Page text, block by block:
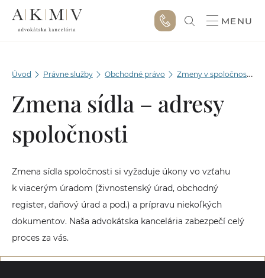
MENU
Úvod Právne služby Obchodné právo Zmeny v spoločnosti v OR
Zmena sídla – adresy
spoločnosti
Zmena sídla spoločnosti si vyžaduje úkony vo vzťahu
k viacerým úradom (živnostenský úrad, obchodný
register, daňový úrad a pod.) a prípravu niekoľkých
dokumentov. Naša advokátska kancelária zabezpečí celý
proces za vás.